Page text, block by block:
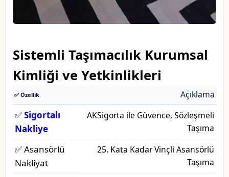
Sistemli Taşımacılık Kurumsal
Kimliği ve Yetkinlikleri
✅ Özellik Açıklama
✅Sigortalı
Nakliye
AKSigorta ile Güvence, Sözleşmeli
Taşıma
✅ Asansörlü
Nakliyat
25. Kata Kadar Vinçli Asansörlü
Taşıma